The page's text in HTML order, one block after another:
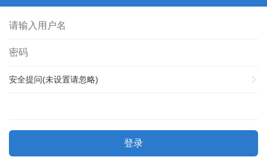
安全提问(未设置请忽略)
登录